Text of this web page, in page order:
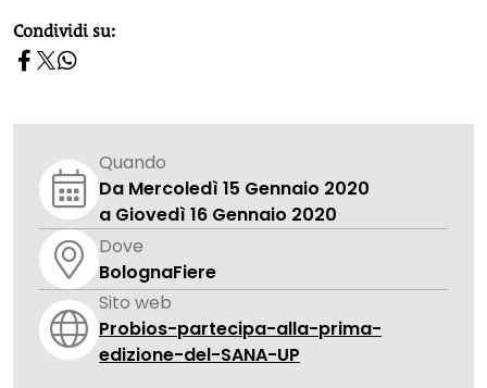
homepage h2
Condividi su:
Quando
Da Mercoledì 15 Gennaio 2020
a Giovedì 16 Gennaio 2020
Dove
BolognaFiere
Sito web
Probios-partecipa-alla-prima-
edizione-del-SANA-UP